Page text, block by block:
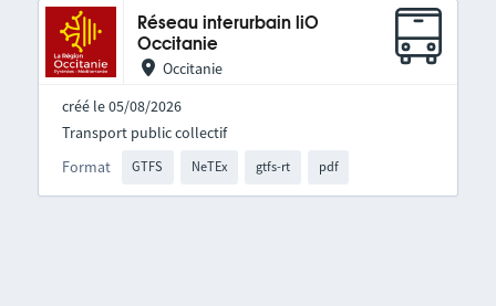
Réseau interurbain liO
Occitanie
Occitanie
créé le 05/08/2026
Format GTFS NeTEx gtfs-rt pdf
Transport public collectif